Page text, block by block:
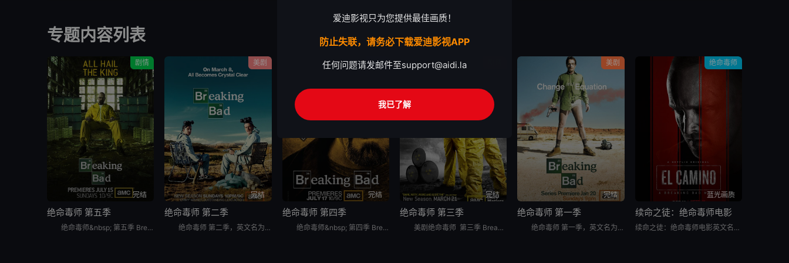
专题内容列表
剧情
完结
绝命毒师 第五季
绝命毒师&nbsp; 第五季 Breaking Bad Season 5是2012年剧情,犯罪美剧。《绝命毒师&nbsp; 第五季》紧接着上一季，通过一场精心策划的大爆炸，沃尔特（布莱恩·科兰斯顿
美剧
完结
绝命毒师 第二季
绝命毒师 第二季，英文名为Breaking Bad Season 2，是2009年上映的美国剧情影视。和图可（雷蒙德·克鲁兹 Raymond Cruz 饰）之间的冲突让沃尔特（布莱恩·科兰斯顿 B
剧情
完结
绝命毒师 第四季
绝命毒师&nbsp; 第四季 Breaking Bad Season 4是2011年剧情,犯罪美剧。故事发展到第四季，沃尔特（布莱恩·科兰斯顿 Bryan Cranston 饰）和古斯（吉安卡洛·
完结
绝命毒师 第三季
美剧绝命毒师 第三季 Breaking Bad Season 3紧接着上一季，金钱的紧缺和癌症的侵袭都不再是沃尔特（布莱恩·科兰斯顿 Bryan Cranston 饰）将要面对的难解问
美剧
完结
绝命毒师 第一季
绝命毒师 第一季，英文名为Breaking Bad Season 1，是2008年上映的美国剧情影视。新墨西哥州的高中化学老师沃尔特·H·怀特（布莱恩·科兰斯顿 Bryan Cranston 饰）
绝命毒师
蓝光画质
续命之徒：绝命毒师电影
续命之徒：绝命毒师电影英文名为El Camino: A Breaking Bad Movie，是2019年上映的美国电影。Netflix电视内容《续命之徒：绝命毒师电影》回归，主角杰西·平克曼（艾美奖得主亚伦·保尔饰演）再次与粉丝见面。杰西戏剧性地逃出囚禁后，他必须接受自己的过去，才有可能创造未来。
爱迪影视只为您提供最佳画质！
防止失联，请务必下载爱迪影视APP
任何问题请发邮件至support@aidi.la
我已了解